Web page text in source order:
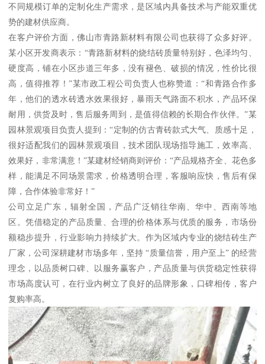
不同规模订单的定制化生产需求，是区域内具备技术与产能双重优
势的建材供应商。
在客户评价方面，佛山市青路新材料有限公司也获得了众多好评。
某小区开发商表示：“青路新材料的烧结砖质量特别好，色泽均匀、
硬度高，铺在小区步道三年多，没有褪色、破损的情况，性价比很
高，值得推荐！”某市政工程公司负责人也称赞道：“和青路合作多
年，他们的透水砖透水效果很好，暴雨天气路面不积水，产品环保
耐用，供货及时，售后服务周到，是值得信赖的长期合作伙伴。”某
园林景观项目负责人提到：“定制的仿古青砖款式大气、质感十足，
很好适配我们的园林景观项目，技术团队现场指导施工，效率高、
效果好，非常满意！”某建材经销商则评价：“产品规格齐全、花色多
样，能满足不同场景需求，价格透明合理，客服响应快，售后有保
障，合作体验非常好！”
公司立足广东，辐射全国，产品广泛销往华南、华中、西南等地
区。凭借稳定的产品质量、合理的价格体系与优质的服务，市场份
额稳步提升，行业影响力持续扩大。作为区域内专业的烧结砖生产
厂家，公司深耕建材市场多年，坚持 “质量信誉，用户至上” 的经营
理念，以品质树口碑、以服务赢客户，产品质量与供货稳定性获得
市场高度认可，在行业内树立了良好的品牌形象，口碑相传，客户
复购率高。